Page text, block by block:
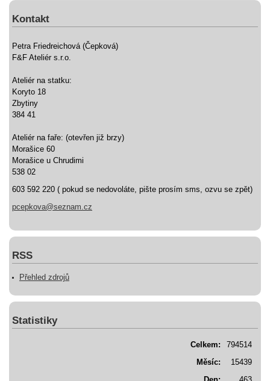
Kontakt
Petra Friedreichová (Čepková)
F&F Ateliér s.r.o.
Ateliér na statku:
Koryto 18
Zbytiny
384 41
Ateliér na faře: (otevřen již brzy)
Morašice 60
Morašice u Chrudimi
538 02
603 592 220 ( pokud se nedovoláte, pište prosím sms, ozvu se zpět)
pcepkova@seznam.cz
RSS
Přehled zdrojů
Statistiky
Celkem:
794514
Měsíc:
15439